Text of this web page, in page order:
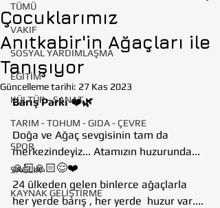
TÜMÜ
VAKIF
SOSYAL YARDIMLAŞMA
EĞİTİM
KÜLTÜR - SANAT
TARIM - TOHUM - GIDA - ÇEVRE
SPOR
SAĞLIK
KAYNAK GELİŞTİRME
Çocuklarımız
Anıtkabir'in Ağaçları ile
Tanışıyor
Güncelleme tarihi: 27 Kas 2023
Barış Parkı ❤️🌿
Doğa ve Ağaç sevgisinin tam da
merkezindeyiz... Atamızın huzurunda...
🙏🏻🙏🏻😌❤️
24 ülkeden gelen binlerce ağaçlarla
her yerde barış , her yerde  huzur var....